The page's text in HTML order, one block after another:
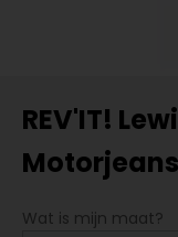
REV'IT!
Motorjeans
Wat is mijn maat?